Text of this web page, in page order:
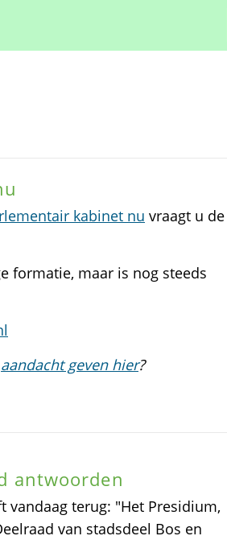
kabinet nu vraagt u de
formatie, maar is nog steeds
aandacht geven hier?
antwoorden
terug: "Het Presidium,
van stadsdeel Bos en